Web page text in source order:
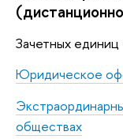
Зачетных единиц
Юридическое
обществах